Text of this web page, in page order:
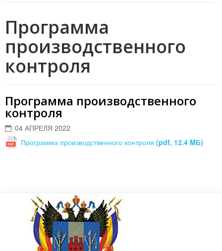
Программа
производственного
контроля
Программа производственного
контроля
04 АПРЕЛЯ 2022
Программа производственного контроля (pdf, 12.4 MБ)